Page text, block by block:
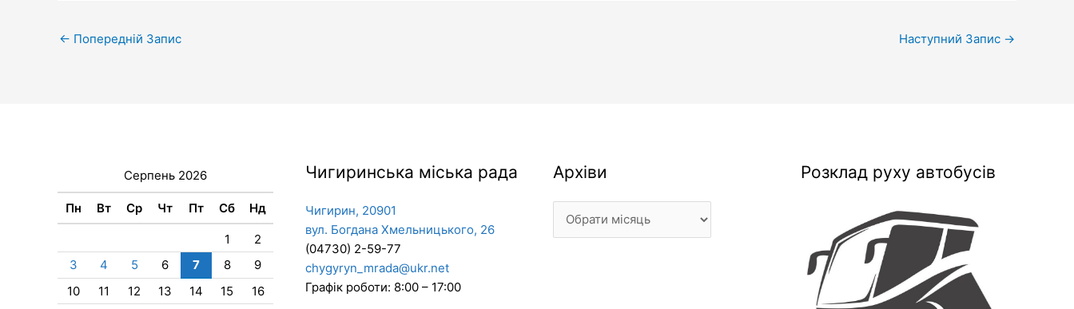
← Попередній Запис Наступний Запис →
Серпень 2026
Пн Вт Ср Чт Пт Сб Нд
1
2
3
4 5 6 7 8
9
10
11 12 13 14 15 16
Чигиринська міська рада
Чигирин, 20901
вул. Богдана Хмельницького, 26
(04730) 2-59-77
chygyryn_mrada@ukr.net
Графік роботи: 8:00 – 17:00
Архіви
Архіви Розклад руху автобусів